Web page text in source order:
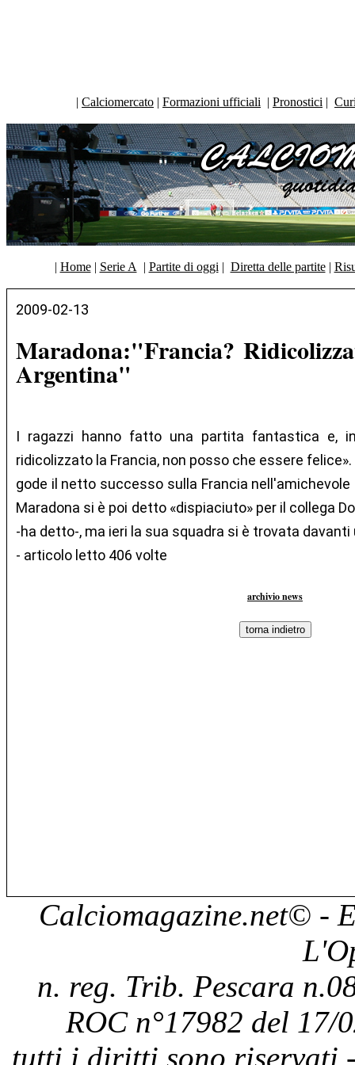
| Calciomercato | Formazioni ufficiali | Pronostici |
| Home| Serie A | Partite di oggi | Diretta delle partite|
2009-02-13
Maradona:"Francia?
Argentina"
I ragazzi hanno fatto una partita fantastica e,
ridicolizzato la Francia, non posso che essere
gode il netto successo sulla Francia
Maradona si è poi detto «dispiaciuto» per il collega
-ha detto-, ma ieri la sua squadra si è trovata davanti
- articolo letto 406 volte
archivio news
Calciomagazine.net© -
n. reg. Trib. Pescara
ROC n°17982 del 17/
tutti i diritti sono riservati